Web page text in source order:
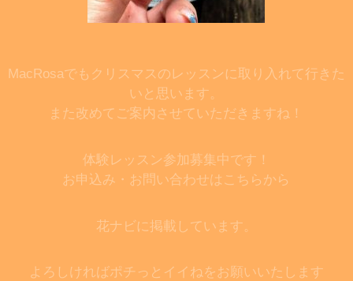
MacRosaでもクリスマスのレッスンに取り入れて行きた
いと思います。
また改めてご案内させていただきますね！
体験レッスン参加募集中です！
お申込み・お問い合わせはこちらから
花ナビに掲載しています。
よろしければポチっとイイねをお願いいたします